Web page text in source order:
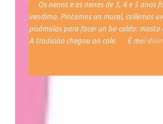
Os nenos e as nenas de 3, 4 e 5 anos
vendima. Pintamos un mural, collemos
pisámolas para facer un bo caldo:
A tradición chegou ao cole. É moi